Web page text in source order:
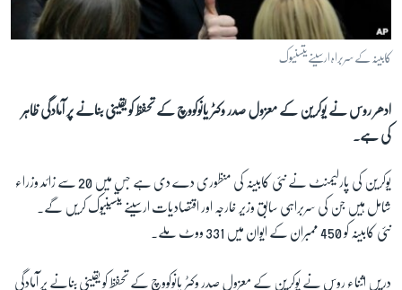
آزادیٔ صحافت
صحت
دلچسپ و عجیب
ویڈیوز
آڈیو
اسپیشل کوریج
اداریہ
کابینہ کے سربراہ ارسینے یتسنیوک
ادھر روس نے یوکرین کے معزول صدر وکٹر یانوکووچ کے تحفظ کو یقینی بنانے پر آمادگی ظاہر
کی ہے۔
یوکرین کی پارلیمنٹ نے نئی کابینہ کی منظوری دے دی ہے جس میں 20 سے زائد وزراء
شامل ہیں جن کی سربراہی سابق وزیر خارجہ اور اقتصادیات ارسینے یتسینیوک کریں گے۔
نئی کابینہ کو 450 ممبران کے ایوان میں 331 ووٹ ملے۔
دریں اثناء روس نے یوکرین کے معزول صدر وکٹر یانوکووچ کے تحفظ کو یقینی بنانے پر آمادگی